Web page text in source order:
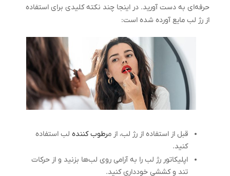
حرفه‌ای به دست آورید. در اینجا چند نکته کلیدی برای استفاده
از رژ لب مایع آورده شده است:
قبل از استفاده از رژ لب، از مرطوب کننده لب استفاده
کنید.
اپلیکاتور رژ لب را به آرامی روی لب‌ها بزنید و از حرکات
تند و کششی خودداری کنید.